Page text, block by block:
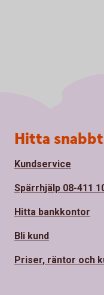
Sidfot
Hitta snabbt
Kundservice
Spärrhjälp 08-411
Hitta bankkontor
Bli kund
Priser, räntor och